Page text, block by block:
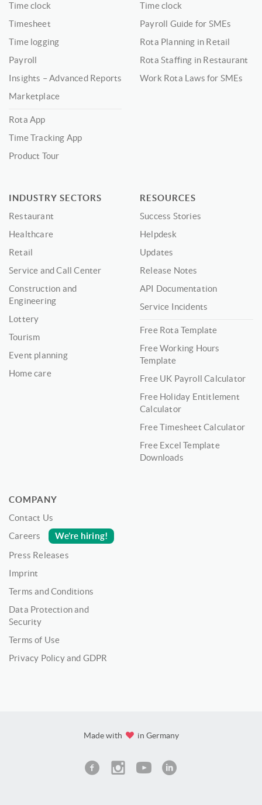
Time clock
Timesheet
Time logging
Payroll
Insights – Advanced Reports
Marketplace
Rota App
Time Tracking App
Product Tour
Time clock
Payroll Guide for SMEs
Rota Planning in Retail
Rota Staffing in Restaurant
Work Rota Laws for SMEs
INDUSTRY SECTORS
Restaurant
Healthcare
Retail
Service and Call Center
Construction and
Engineering
Lottery
Tourism
Event planning
Home care
RESOURCES
Success Stories
Helpdesk
Updates
Release Notes
API Documentation
Service Incidents
Free Rota Template
Free Working Hours
Template
Free UK Payroll Calculator
Free Holiday Entitlement
Calculator
Free Timesheet Calculator
Free Excel Template
Downloads
COMPANY
Contact Us
Careers
We’re hiring!
Press Releases
Imprint
Terms and Conditions
Data Protection and
Security
Terms of Use
Privacy Policy and GDPR
Made with in Germany